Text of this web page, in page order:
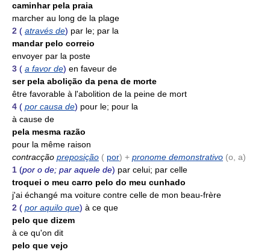
caminhar pela praia
marcher au long de la plage
2 ( através de) par le; par la
mandar pelo correio
envoyer par la poste
3 ( a favor de) en faveur de
ser pela abolição da pena de morte
être favorable à l'abolition de la peine de mort
4 ( por causa de) pour le; pour la
à cause de
pela mesma razão
pour la même raison
contracção preposição ( por) + pronome demonstrativo (o, a)
1 (por o de; par aquele de) par celui; par celle
troquei o meu carro pelo do meu cunhado
j'ai échangé ma voiture contre celle de mon beau-frère
2 ( por aquilo que) à ce que
pelo que dizem
à ce qu'on dit
pelo que vejo